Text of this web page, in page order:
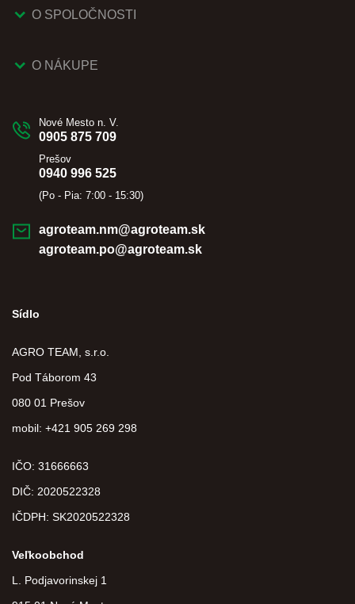
O SPOLOČNOSTI
O NÁKUPE
Nové Mesto n. V.
0905 875 709
Prešov
0940 996 525
(Po - Pia: 7:00 - 15:30)
agroteam.nm@agroteam.sk
agroteam.po@agroteam.sk
Sídlo
AGRO TEAM, s.r.o.
Pod Táborom 43
080 01 Prešov
mobil: +421 905 269 298
IČO: 31666663
DIČ: 2020522328
IČDPH: SK2020522328
Veľkoobchod
L. Podjavorinskej 1